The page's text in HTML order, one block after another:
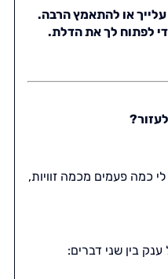
או להתאמץ הרבה.
לפתוח לך את הדלת.
כמה פעמים מכמה זוויות,
בין שני דברים: